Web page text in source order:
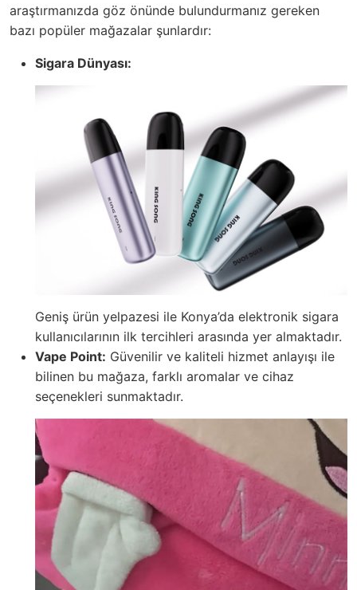
araştırmanızda göz önünde bulundurmanız gereken
bazı popüler mağazalar şunlardır:
Sigara Dünyası:
Geniş ürün yelpazesi ile Konya’da elektronik sigara
kullanıcılarının ilk tercihleri arasında yer almaktadır.
Vape Point: Güvenilir ve kaliteli hizmet anlayışı ile
bilinen bu mağaza, farklı aromalar ve cihaz
seçenekleri sunmaktadır.